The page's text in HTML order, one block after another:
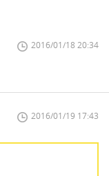
2016/01/18 20:34
2016/01/19 17:43